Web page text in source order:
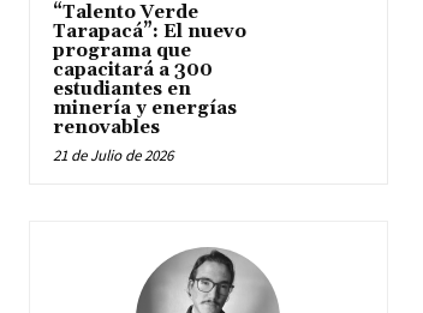
“Talento Verde
Tarapacá”: El nuevo
programa que
capacitará a 300
estudiantes en
minería y energías
renovables
21 de Julio de 2026